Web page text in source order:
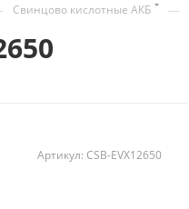
Свинцово кислотные АКБ —
Артикул: CSB-EVX12650